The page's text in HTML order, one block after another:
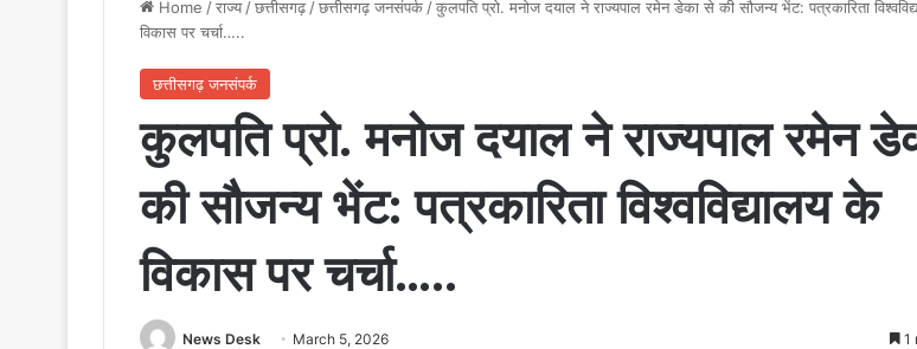
Home /राज्य /छत्तीसगढ़ /छत्तीसगढ़ जनसंपर्क /कुलपति प्रो. मनोज दयाल ने राज्यपाल रमेन डेका से की सौजन्य भेंट: पत्रकारिता
विकास पर चर्चा…..
छत्तीसगढ़ जनसंपर्क
कुलपति प्रो. मनोज दयाल ने राज्यपाल रमेन
की सौजन्य भेंट: पत्रकारिता विश्वविद्यालय के
विकास पर चर्चा…..
News Desk March 5, 2026 1